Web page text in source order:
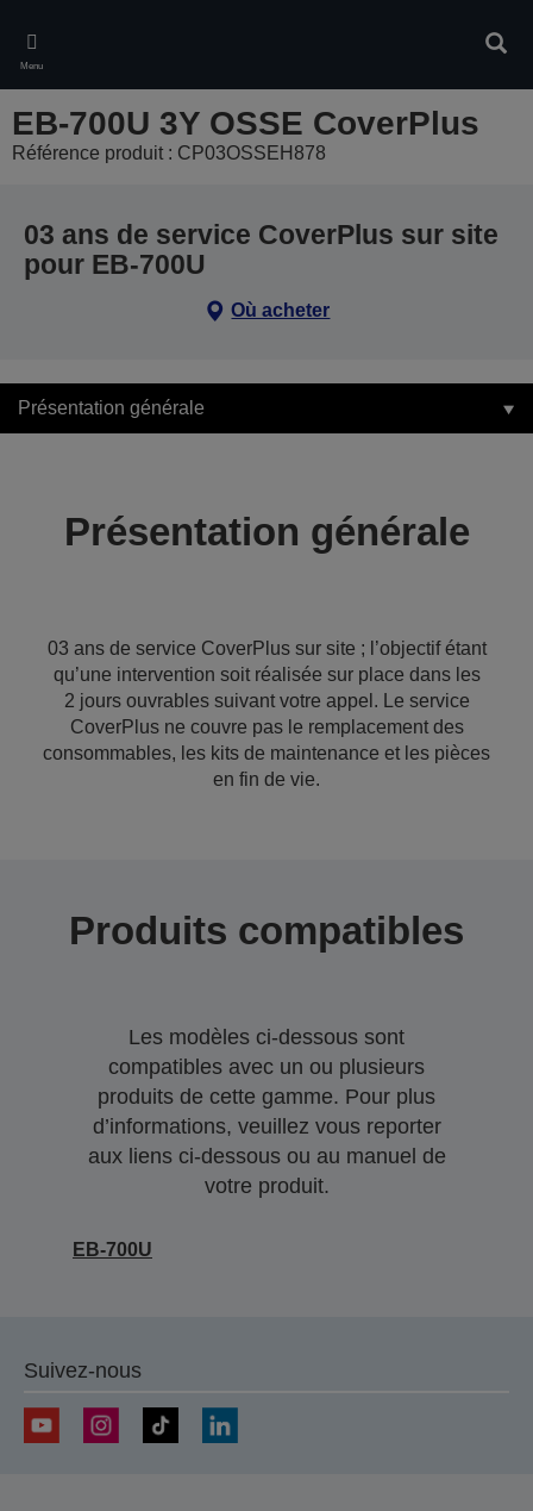
main
content
Menu
EB-700U 3Y OSSE CoverPlus
Référence produit : CP03OSSEH878
03 ans de service CoverPlus sur site
pour EB-700U
Où acheter
Présentation générale
Présentation générale
03 ans de service CoverPlus sur site ; l’objectif étant
qu’une intervention soit réalisée sur place dans les
2 jours ouvrables suivant votre appel. Le service
CoverPlus ne couvre pas le remplacement des
consommables, les kits de maintenance et les pièces
en fin de vie.
Produits compatibles
Les modèles ci-dessous sont
compatibles avec un ou plusieurs
produits de cette gamme. Pour plus
d’informations, veuillez vous reporter
aux liens ci-dessous ou au manuel de
votre produit.
EB-700U
Suivez-nous